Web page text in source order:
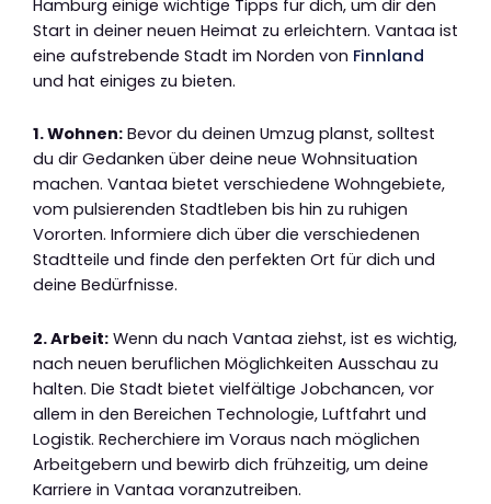
Hamburg einige wichtige Tipps für dich, um dir den
Start in deiner neuen Heimat zu erleichtern. Vantaa ist
eine aufstrebende Stadt im Norden von Finnland
und hat einiges zu bieten.
1. Wohnen: Bevor du deinen Umzug planst, solltest
du dir Gedanken über deine neue Wohnsituation
machen. Vantaa bietet verschiedene Wohngebiete,
vom pulsierenden Stadtleben bis hin zu ruhigen
Vororten. Informiere dich über die verschiedenen
Stadtteile und finde den perfekten Ort für dich und
deine Bedürfnisse.
2. Arbeit: Wenn du nach Vantaa ziehst, ist es wichtig,
nach neuen beruflichen Möglichkeiten Ausschau zu
halten. Die Stadt bietet vielfältige Jobchancen, vor
allem in den Bereichen Technologie, Luftfahrt und
Logistik. Recherchiere im Voraus nach möglichen
Arbeitgebern und bewirb dich frühzeitig, um deine
Karriere in Vantaa voranzutreiben.